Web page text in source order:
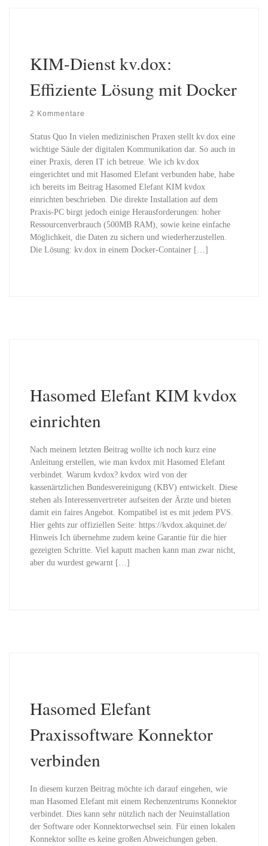
KIM-Dienst kv.dox:
Effiziente Lösung mit Docker
2 Kommentare
Status Quo In vielen medizinischen Praxen stellt kv.dox eine
wichtige Säule der digitalen Kommunikation dar. So auch in
einer Praxis, deren IT ich betreue. Wie ich kv.dox
eingerichtet und mit Hasomed Elefant verbunden habe, habe
ich bereits im Beitrag Hasomed Elefant KIM kvdox
einrichten beschrieben. Die direkte Installation auf dem
Praxis-PC birgt jedoch einige Herausforderungen: hoher
Ressourcenverbrauch (500MB RAM), sowie keine einfache
Möglichkeit, die Daten zu sichern und wiederherzustellen.
Die Lösung: kv.dox in einem Docker-Container […]
Hasomed Elefant KIM kvdox
einrichten
Nach meinem letzten Beitrag wollte ich noch kurz eine
Anleitung erstellen, wie man kvdox mit Hasomed Elefant
verbindet. Warum kvdox? kvdox wird von der
kassenärtzlichen Bundesvereinigung (KBV) entwickelt. Diese
stehen als Interessenvertreter aufseiten der Ärzte und bieten
damit ein faires Angebot. Kompatibel ist es mit jedem PVS.
Hier gehts zur offiziellen Seite: https://kvdox.akquinet.de/
Hinweis Ich übernehme zudem keine Garantie für die hier
gezeigten Schritte. Viel kaputt machen kann man zwar nicht,
aber du wurdest gewarnt […]
Hasomed Elefant
Praxissoftware Konnektor
verbinden
In diesem kurzen Beitrag möchte ich darauf eingehen, wie
man Hasomed Elefant mit einem Rechenzentrums Konnektor
verbindet. Dies kann sehr nützlich nach der Neuinstallation
der Software oder Konnektorwechsel sein. Für einen lokalen
Konnektor sollte es keine großen Abweichungen geben.